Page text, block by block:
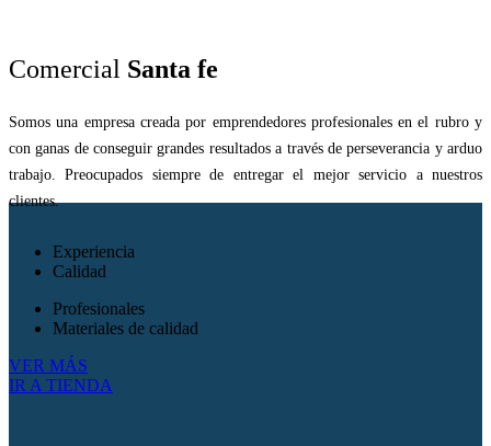
Comercial Santa fe
Somos una empresa creada por emprendedores profesionales en el rubro y
con ganas de conseguir grandes resultados a través de perseverancia y arduo
trabajo. Preocupados siempre de entregar el mejor servicio a nuestros
clientes.
Experiencia
Calidad
Profesionales
Materiales de calidad
VER MÁS
IR A TIENDA